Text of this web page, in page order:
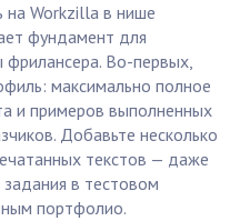
на Workzilla в нише
фундамент для
фрилансера. Во-первых,
максимально полное
и примеров выполненных
Добавьте несколько
текстов — даже
в тестовом
портфолио.